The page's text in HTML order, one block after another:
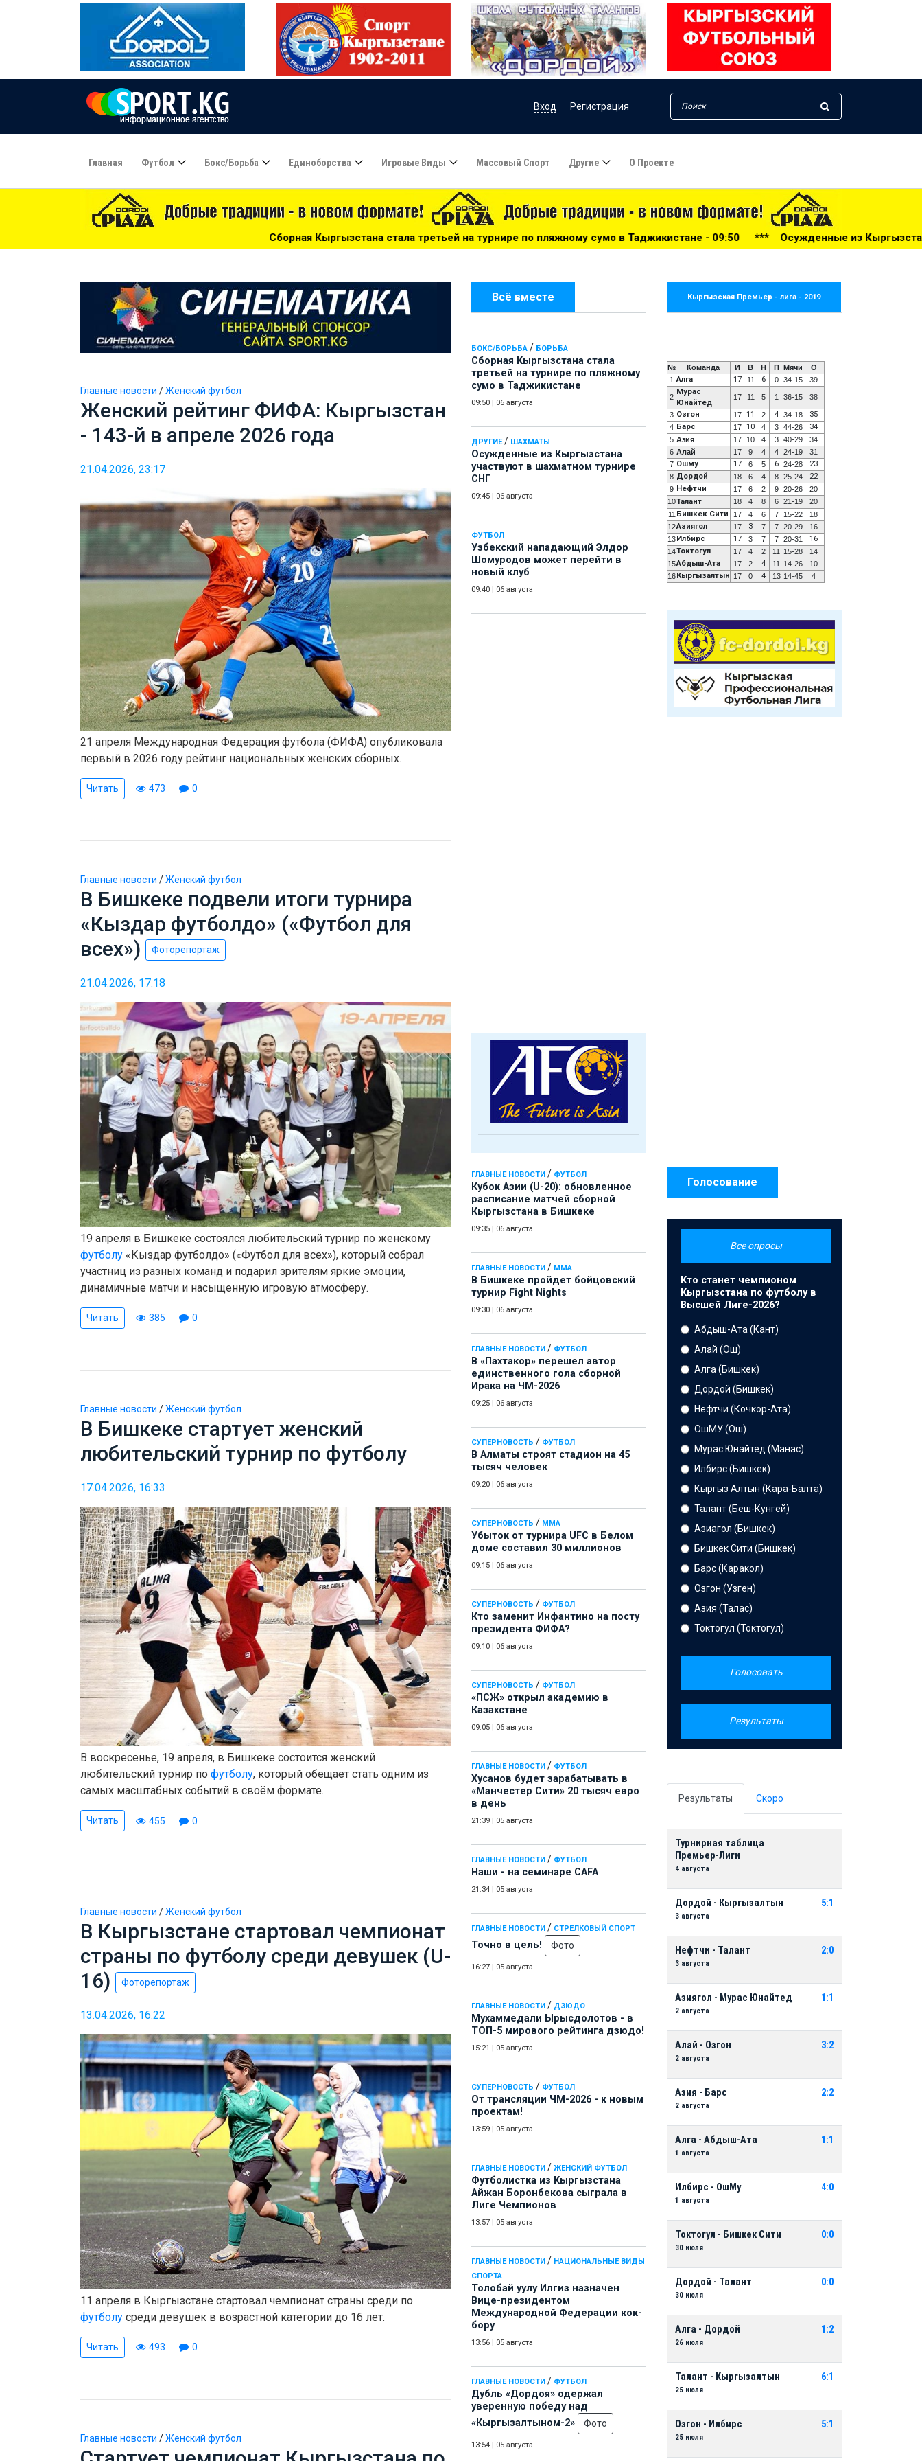
Вход Регистрация
Главная Футбол Бокс/борьба Единоборства Игровые Виды Массовый Спорт Другие О Проекте
Сборная Кыргызстана стала третьей на турнире по пляжному сумо в Таджикистане - 09:50 ***Осужденные из Кыргызстана участвуют в шахматном
Всё вместе
БОКС/БОРЬБА / БОРЬБА
Сборная Кыргызстана стала
третьей на турнире по пляжному
сумо в Таджикистане
09:50 06 августа
ДРУГИЕ/ ШАХМАТЫ
Осужденные из Кыргызстана
участвуют в шахматном турнире
СНГ
09:45 06 августа
ФУТБОЛ
Узбекский нападающий Элдор
Шомуродов может перейти в
новый клуб
09:40 06 августа
ГЛАВНЫЕ НОВОСТИ / ФУТБОЛ
Кубок Азии (U-20): обновленное
расписание матчей сборной
Кыргызстана в Бишкеке
09:35 06 августа
ГЛАВНЫЕ НОВОСТИ / ММА
В Бишкеке пройдет бойцовский
турнир Fight Nights
09:30 06 августа
ГЛАВНЫЕ НОВОСТИ / ФУТБОЛ
В «Пахтакор» перешел автор
единственного гола сборной
Ирака на ЧМ-2026
09:25 06 августа
СУПЕРНОВОСТЬ / ФУТБОЛ
В Алматы строят стадион на 45
тысяч человек
09:20 06 августа
СУПЕРНОВОСТЬ / ММА
Убыток от турнира UFC в Белом
доме составил 30 миллионов
09:15 06 августа
СУПЕРНОВОСТЬ / ФУТБОЛ
Кто заменит Инфантино на посту
президента ФИФА?
09:10 06 августа
СУПЕРНОВОСТЬ / ФУТБОЛ
«ПСЖ» открыл академию в
Казахстане
09:05 06 августа
ГЛАВНЫЕ НОВОСТИ / ФУТБОЛ
Хусанов будет зарабатывать в
«Манчестер Сити» 20 тысяч евро
в день
21:39 05 августа
ГЛАВНЫЕ НОВОСТИ / ФУТБОЛ
Наши - на семинаре СAFA
21:34 05 августа
ГЛАВНЫЕ НОВОСТИ / СТРЕЛКОВЫЙ СПОРТ
Точно в цель! Фото
16:27 05 августа
ГЛАВНЫЕ НОВОСТИ / ДЗЮДО
Мухаммедали Ырысдолотов - в
ТОП-5 мирового рейтинга дзюдо!
15:21 05 августа
СУПЕРНОВОСТЬ / ФУТБОЛ
От трансляции ЧМ-2026 - к новым
проектам!
13:59 05 августа
ГЛАВНЫЕ НОВОСТИ / ЖЕНСКИЙ ФУТБОЛ
Футболистка из Кыргызстана
Айжан Боронбекова сыграла в
Лиге Чемпионов
13:57 05 августа
ГЛАВНЫЕ НОВОСТИ / НАЦИОНАЛЬНЫЕ ВИДЫ
СПОРТА
Толобай уулу Илгиз назначен
Вице-президентом
Международной Федерации кок-
бору
13:56 05 августа
ГЛАВНЫЕ НОВОСТИ / ФУТБОЛ
Дубль «Дордоя» одержал
уверенную победу над
«Кыргызалтыном-2»
Фото
13:54 05 августа
Главные новости /Женский футбол
Женский рейтинг ФИФА: Кыргызстан
- 143-й в апреле 2026 года
21.04.2026, 23:17
21 апреля Международная Федерация футбола (ФИФА) опубликовала
первый в 2026 году рейтинг национальных женских сборных.
Читать 473 0
Главные новости /Женский футбол
В Бишкеке подвели итоги турнира
«Кыздар футболдо» («Футбол для
всех»)
Фоторепортаж
21.04.2026, 17:18
19 апреля в Бишкеке состоялся любительский турнир по женскому
футболу «Кыздар футболдо» («Футбол для всех»), который собрал
участниц из разных команд и подарил зрителям яркие эмоции,
динамичные матчи и насыщенную игровую атмосферу.
Читать 385 0
Главные новости /Женский футбол
В Бишкеке стартует женский
любительский турнир по футболу
17.04.2026, 16:33
В воскресенье, 19 апреля, в Бишкеке состоится женский
любительский турнир по футболу, который обещает стать одним из
самых масштабных событий в своём формате.
Читать 455 0
Главные новости /Женский футбол
В Кыргызстане стартовал чемпионат
страны по футболу среди девушек (U-
16)
Фоторепортаж
13.04.2026, 16:22
11 апреля в Кыргызстане стартовал чемпионат страны среди по
футболу среди девушек в возрастной категории до 16 лет.
Читать 493 0
Главные новости /Женский футбол
Кыргызская Премьер - лига - 2019
№ Команда И В Н П Мячи
О
1 Алга 17 11 6 0 34-15 39
2
Мурас
Юнайтед
17 11 5 1 36-15 38
3 Озгон 17 11 2 4 34-18 35
4 Барс 17 10 4 3 44-26 34
5 Азия 17 10 4 3 40-29
34
6 Алай 17 9 4 4 24-19
31
7 Ошму 17 6 5 6 24-28 23
8 Дордой 18 6 4 8 25-24 22
9 Нефтчи 17 6 2 9 20-26
20
10Талант 18 4 8 6 21-19
20
11 Бишкек Сити 17 4 6 7 15-22
18
12Азиягол 17 3 7 7 20-29
16
13 Илбирс 17 3 7 7 20-31 16
14Токтогул 17 4 2 11 15-28
14
15Абдыш-Ата 17 2 4 11 14-26
10
16 Кыргызалтын 17 0 4 13 14-45 4
Голосование
Все опросы
Кто станет чемпионом
Кыргызстана по футболу в
Высшей Лиге-2026?
Абдыш-Ата (Кант)
Алай (Ош)
Алга (Бишкек)
Дордой (Бишкек)
Нефтчи (Кочкор-Ата)
ОшМУ (Ош)
Мурас Юнайтед (Манас)
Илбирс (Бишкек)
Кыргыз Алтын (Кара-Балта)
Талант (Беш-Кунгей)
Азиагол (Бишкек)
Бишкек Сити (Бишкек)
Барс (Каракол)
Озгон (Узген)
Азия (Талас)
Токтогул (Токтогул)
Голосовать
Результаты
Результаты Скоро
Турнирная таблица
Премьер-Лиги
4 августа
Дордой - Кыргызалтын
3 августа
5:1
Нефтчи - Талант
3 августа
2:0
Азиягол - Мурас Юнайтед
2 августа
1:1
Алай - Озгон
2 августа
3:2
Азия - Барс
2 августа
2:2
Алга - Абдыш-Ата
1 августа
1:1
Илбирс - ОшМу
1 августа
4:0
Токтогул - Бишкек Сити
30 июля
0:0
Дордой - Талант
30 июля
0:0
Алга - Дордой
26 июля
1:2
Талант - Кыргызалтын
25 июля
6:1
Озгон - Илбирс
25 июля
5:1